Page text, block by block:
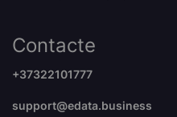
Contacte
+37322101777
support@edata.business